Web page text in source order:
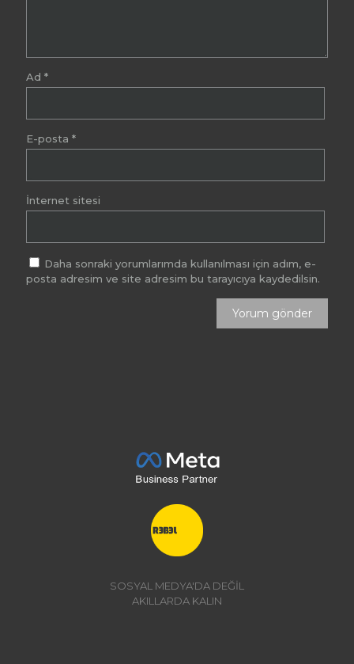
Ad *
E-posta *
İnternet sitesi
Daha sonraki yorumlarımda kullanılması için adım, e-
posta adresim ve site adresim bu tarayıcıya kaydedilsin.
SOSYAL MEDYA'DA DEĞİL
AKILLARDA KALIN